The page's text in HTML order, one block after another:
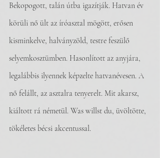
Bekopogott, talán útba igazítják. Hatvan év
körüli nő ült az íróasztal mögött, erősen
kisminkelve, halványzöld, testre feszülő
selyemkosztümben. Hasonlított az anyjára,
legalábbis ilyennek képzelte hatvanévesen. A
nő felállt, az asztalra tenyerelt. Mit akarsz,
kiáltott rá németül. Was willst du, üvöltötte,
tökéletes bécsi akcentussal.